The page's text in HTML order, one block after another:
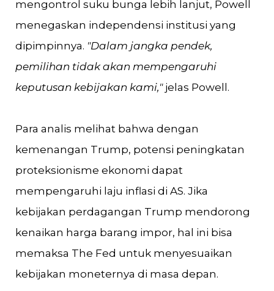
mengontrol suku bunga lebih lanjut, Powell
menegaskan independensi institusi yang
dipimpinnya. "Dalam jangka pendek,
pemilihan tidak akan mempengaruhi
keputusan kebijakan kami," jelas Powell​​.
Para analis melihat bahwa dengan
kemenangan Trump, potensi peningkatan
proteksionisme ekonomi dapat
mempengaruhi laju inflasi di AS. Jika
kebijakan perdagangan Trump mendorong
kenaikan harga barang impor, hal ini bisa
memaksa The Fed untuk menyesuaikan
kebijakan moneternya di masa depan​.